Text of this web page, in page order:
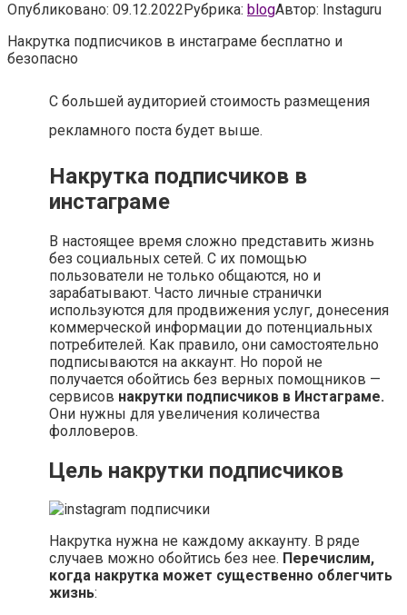
Опубликовано: 09.12.2022Рубрика: blogАвтор: Instaguru
Накрутка подписчиков в инстаграме бесплатно и
безопасно
С большей аудиторией стоимость размещения
рекламного поста будет выше.
Накрутка подписчиков в
инстаграме
В настоящее время сложно представить жизнь
без социальных сетей. С их помощью
пользователи не только общаются, но и
зарабатывают. Часто личные странички
используются для продвижения услуг, донесения
коммерческой информации до потенциальных
потребителей. Как правило, они самостоятельно
подписываются на аккаунт. Но порой не
получается обойтись без верных помощников —
сервисов накрутки подписчиков в Инстаграме.
Они нужны для увеличения количества
фолловеров.
Цель накрутки подписчиков
Накрутка нужна не каждому аккаунту. В ряде
случаев можно обойтись без нее. Перечислим,
когда накрутка может существенно облегчить
жизнь: